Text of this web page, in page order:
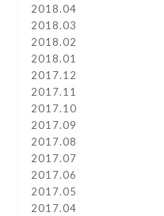
2018.04
2018.03
2018.02
2018.01
2017.12
2017.11
2017.10
2017.09
2017.08
2017.07
2017.06
2017.05
2017.04